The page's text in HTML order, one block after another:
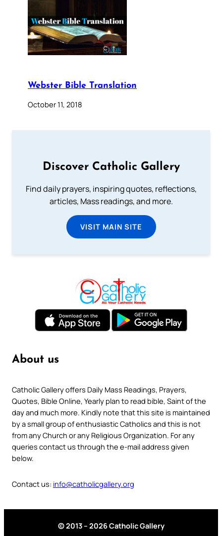
Webster Bible Translation
October 11, 2018
Discover Catholic Gallery
Find daily prayers, inspiring quotes, reflections,
articles, Mass readings, and more.
VISIT MAIN SITE
About us
Catholic Gallery offers Daily Mass Readings, Prayers,
Quotes, Bible Online, Yearly plan to read bible, Saint of the
day and much more. Kindly note that this site is maintained
by a small group of enthusiastic Catholics and this is not
from any Church or any Religious Organization. For any
queries contact us through the e-mail address given
below.
Contact us: info@catholicgallery.org
© 2013 – 2026 Catholic Gallery